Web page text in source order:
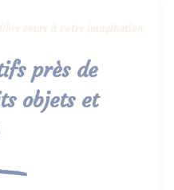
cours à votre imagination
près de
objets et